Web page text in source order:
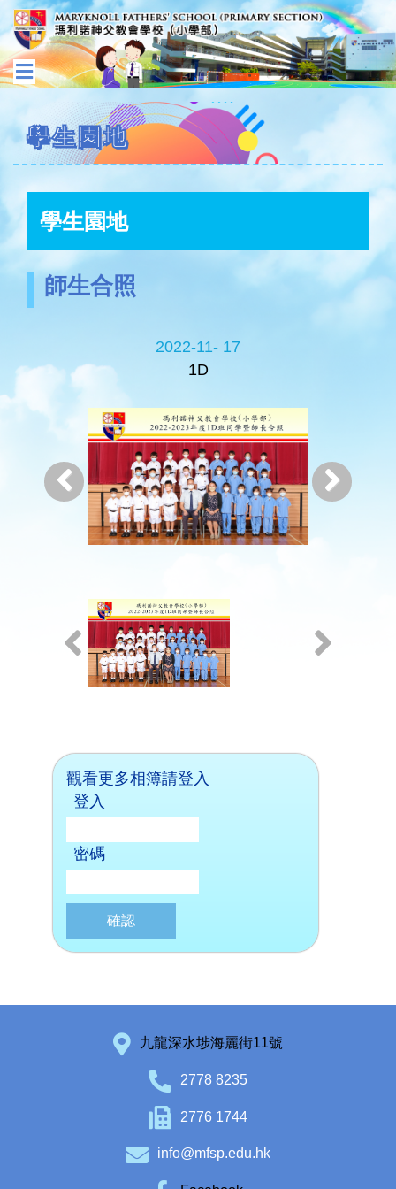
學生園地
學生園地
師生合照
2022-11- 17
1D
觀看更多相簿請登入
登入
密碼
九龍深水埗海麗街11號
2778 8235
2776 1744
info@mfsp.edu.hk